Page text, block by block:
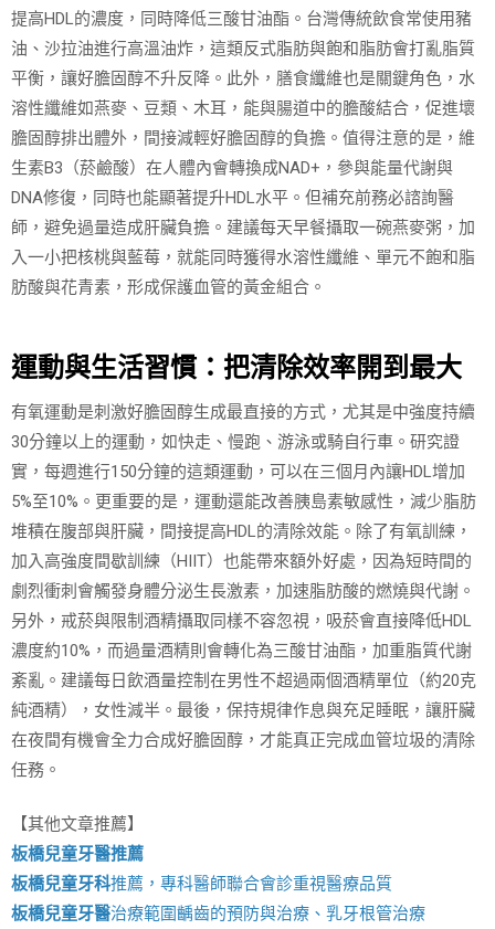
提高HDL的濃度，同時降低三酸甘油酯。台灣傳統飲食常使用豬
油、沙拉油進行高溫油炸，這類反式脂肪與飽和脂肪會打亂脂質
平衡，讓好膽固醇不升反降。此外，膳食纖維也是關鍵角色，水
溶性纖維如燕麥、豆類、木耳，能與腸道中的膽酸結合，促進壞
膽固醇排出體外，間接減輕好膽固醇的負擔。值得注意的是，維
生素B3（菸鹼酸）在人體內會轉換成NAD+，參與能量代謝與
DNA修復，同時也能顯著提升HDL水平。但補充前務必諮詢醫
師，避免過量造成肝臟負擔。建議每天早餐攝取一碗燕麥粥，加
入一小把核桃與藍莓，就能同時獲得水溶性纖維、單元不飽和脂
肪酸與花青素，形成保護血管的黃金組合。
運動與生活習慣：把清除效率開到最大
有氧運動是刺激好膽固醇生成最直接的方式，尤其是中強度持續
30分鐘以上的運動，如快走、慢跑、游泳或騎自行車。研究證
實，每週進行150分鐘的這類運動，可以在三個月內讓HDL增加
5%至10%。更重要的是，運動還能改善胰島素敏感性，減少脂肪
堆積在腹部與肝臟，間接提高HDL的清除效能。除了有氧訓練，
加入高強度間歇訓練（HIIT）也能帶來額外好處，因為短時間的
劇烈衝刺會觸發身體分泌生長激素，加速脂肪酸的燃燒與代謝。
另外，戒菸與限制酒精攝取同樣不容忽視，吸菸會直接降低HDL
濃度約10%，而過量酒精則會轉化為三酸甘油酯，加重脂質代謝
紊亂。建議每日飲酒量控制在男性不超過兩個酒精單位（約20克
純酒精），女性減半。最後，保持規律作息與充足睡眠，讓肝臟
在夜間有機會全力合成好膽固醇，才能真正完成血管垃圾的清除
任務。
【其他文章推薦】
板橋兒童牙醫推薦
板橋兒童牙科推薦，專科醫師聯合會診重視醫療品質
板橋兒童牙醫治療範圍齲齒的預防與治療、乳牙根管治療